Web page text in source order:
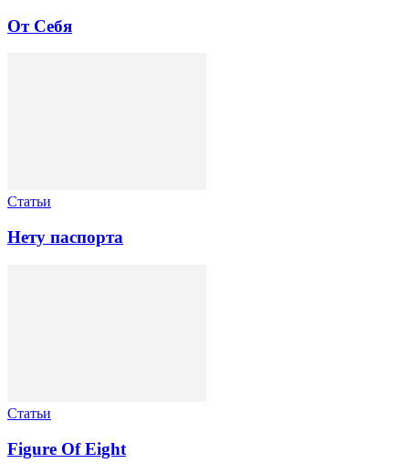
От Себя
Статьи
Нету паспорта
Статьи
Figure Of Eight